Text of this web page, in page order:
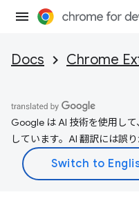
Docs Chrome
Google は AI 技術を使用し
しています。AI 翻訳には誤